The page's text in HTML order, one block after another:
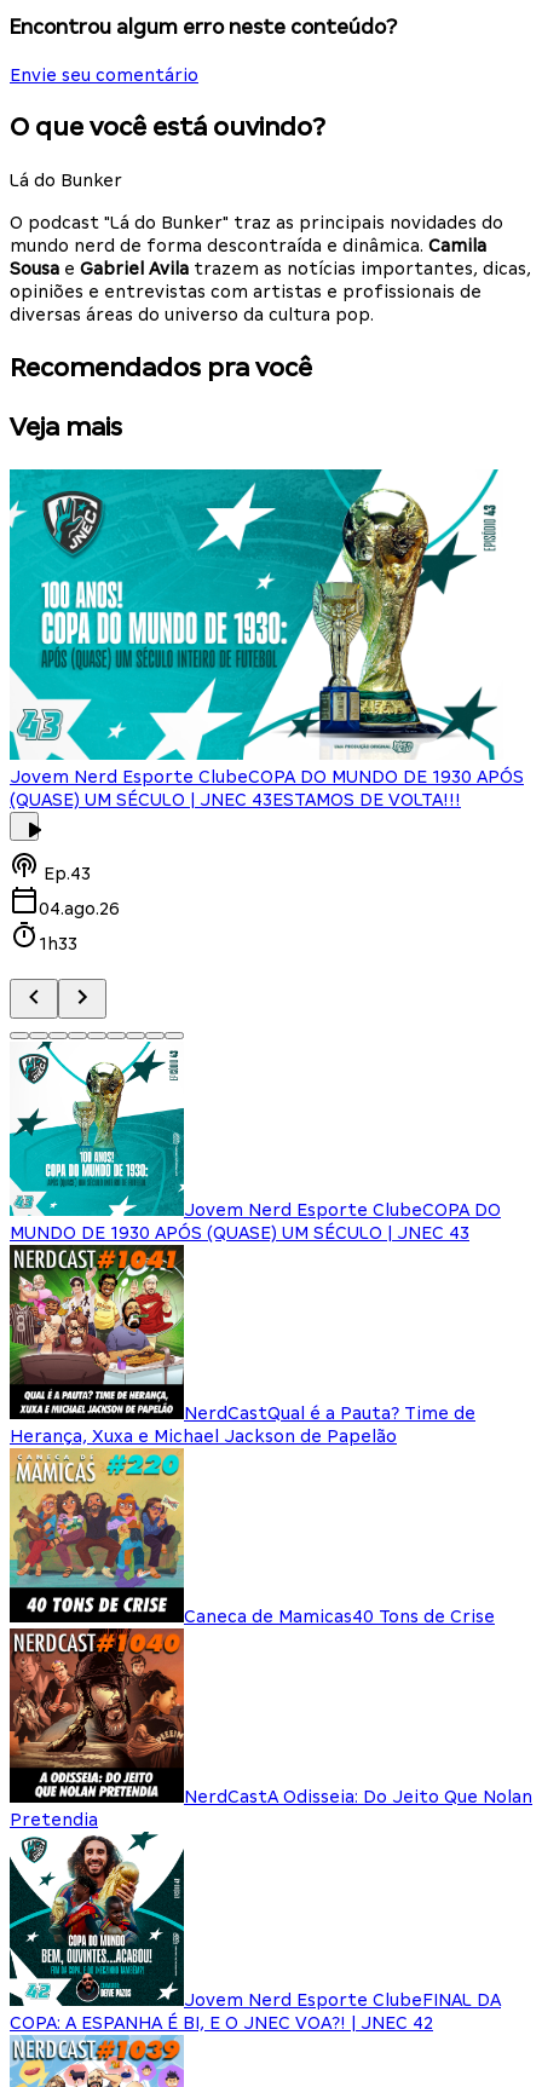
Encontrou algum erro neste conteúdo?
Envie seu comentário
O que você está ouvindo?
Lá do Bunker
O podcast "Lá do Bunker" traz as principais novidades do
mundo nerd de forma descontraída e dinâmica. Camila
Sousa e Gabriel Avila trazem as notícias importantes, dicas,
opiniões e entrevistas com artistas e profissionais de
diversas áreas do universo da cultura pop.
Recomendados pra você
Veja mais
Jovem Nerd Esporte ClubeCOPA DO MUNDO DE 1930 APÓS
(QUASE) UM SÉCULO | JNEC 43ESTAMOS DE VOLTA!!!
Ep.43
04.ago.26
1h33
Jovem Nerd Esporte ClubeCOPA DO
MUNDO DE 1930 APÓS (QUASE) UM SÉCULO | JNEC 43
NerdCastQual é a Pauta? Time de
Herança, Xuxa e Michael Jackson de Papelão
Caneca de Mamicas40 Tons de Crise
NerdCastA Odisseia: Do Jeito Que Nolan
Pretendia
Jovem Nerd Esporte ClubeFINAL DA
COPA: A ESPANHA É BI, E O JNEC VOA?! | JNEC 42